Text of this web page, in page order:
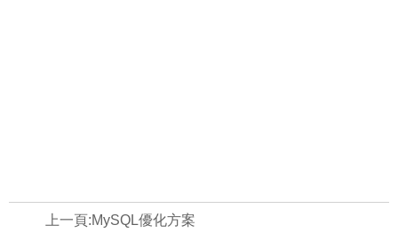
上一頁:MySQL優化方案